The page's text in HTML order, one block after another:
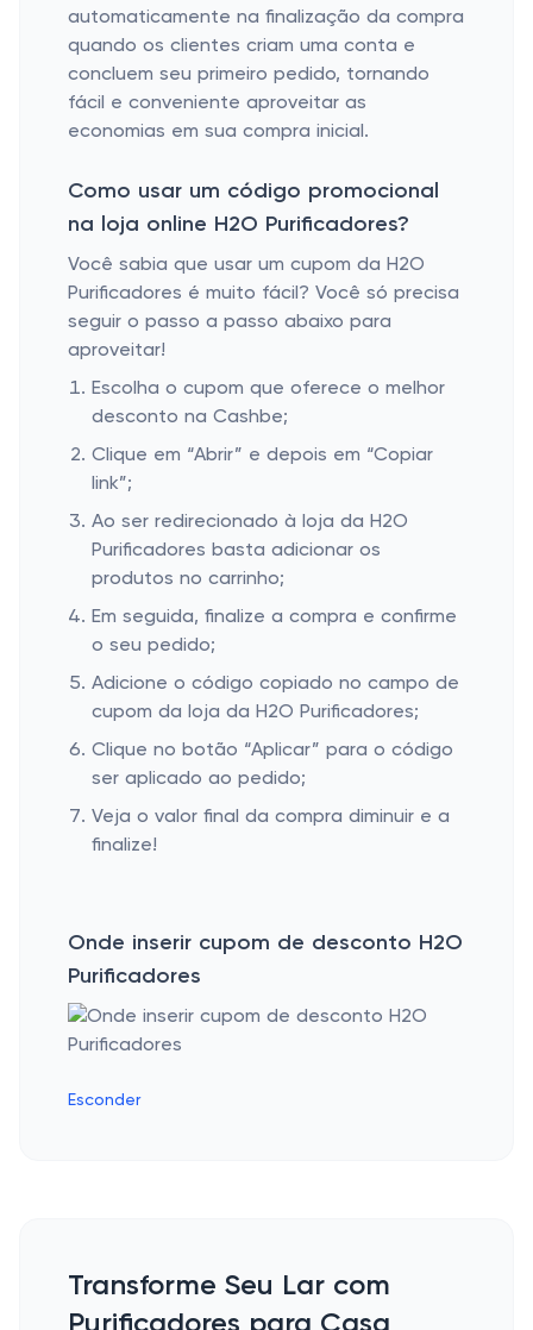
automaticamente na finalização da compra
quando os clientes criam uma conta e
concluem seu primeiro pedido, tornando
fácil e conveniente aproveitar as
economias em sua compra inicial.
Como usar um código promocional
na loja online H2O Purificadores?
Você sabia que usar um cupom da H2O
Purificadores é muito fácil? Você só precisa
seguir o passo a passo abaixo para
aproveitar!
Escolha o cupom que oferece o melhor
desconto na Cashbe;
Clique em “Abrir” e depois em “Copiar
link”;
Ao ser redirecionado à loja da H2O
Purificadores basta adicionar os
produtos no carrinho;
Em seguida, finalize a compra e confirme
o seu pedido;
Adicione o código copiado no campo de
cupom da loja da H2O Purificadores;
Clique no botão “Aplicar” para o código
ser aplicado ao pedido;
Veja o valor final da compra diminuir e a
finalize!
Onde inserir cupom de desconto H2O
Purificadores
Esconder
Transforme Seu Lar com
Purificadores para Casa